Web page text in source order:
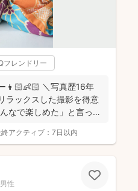
フレンドリー
👦🏻👶🏻 ＼写真歴16年
ラックスした撮影を得意
なで楽しめた」と言って
アクティブ： 7日以内
男性